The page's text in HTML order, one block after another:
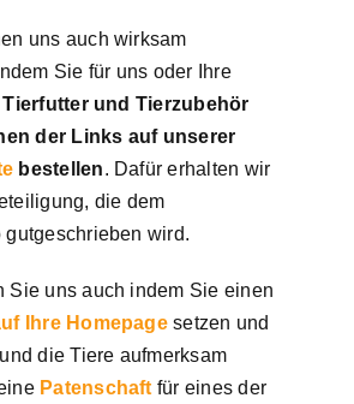
uns auch wirksam
Sie für uns oder Ihre
Tierfutter und Tierzubehör
der Links auf unserer
bestellen. Dafür erhalten wir
die dem
gutgeschrieben wird.
Sie uns auch indem Sie einen
Ihre Homepagesetzen und
die Tiere aufmerksam
Patenschaft für eines der